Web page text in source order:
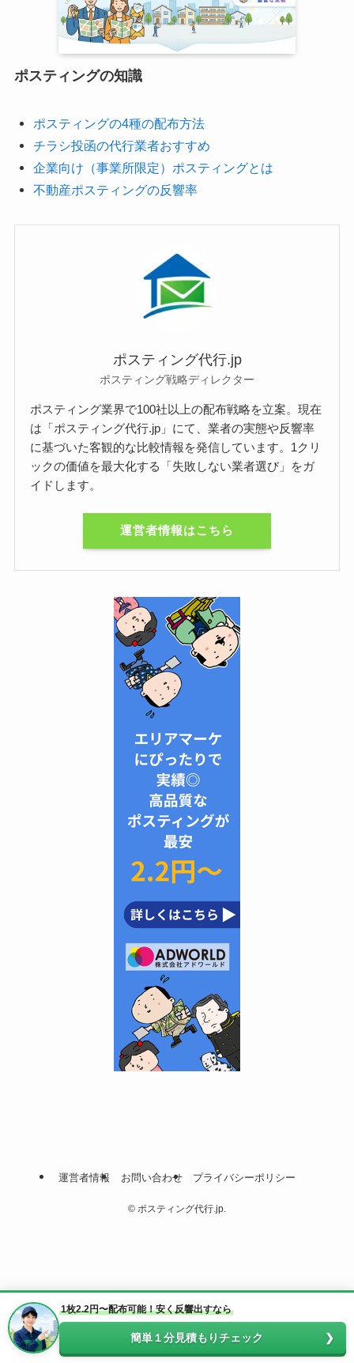
ポスティングの知識
ポスティングの4種の配布方法
チラシ投函の代行業者おすすめ
企業向け（事業所限定）ポスティングとは
不動産ポスティングの反響率
ポスティング代行.jp
ポスティング戦略ディレクター
ポスティング業界で100社以上の配布戦略を立案。現在
は「ポスティング代行.jp」にて、業者の実態や反響率
に基づいた客観的な比較情報を発信しています。1クリ
ックの価値を最大化する「失敗しない業者選び」をガ
イドします。
運営者情報はこちら
運営者情報 お問い合わせ プライバシーポリシー
© ポスティング代行.jp.
1枚2.2円〜配布可能！安く反響出すなら
簡単１分見積もりチェック